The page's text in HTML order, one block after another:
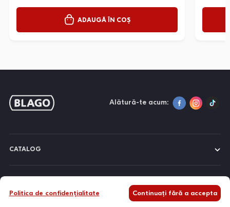
ADAUGĂ ÎN COȘ
Alătură-te acum:
CATALOG
Politica de confidențialitate Continuați fără a accepta